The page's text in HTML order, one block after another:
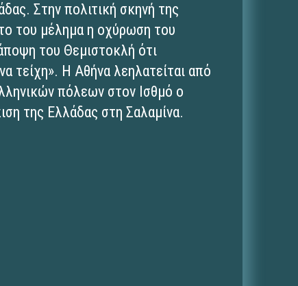
Στην πολιτική σκηνή της
του μέλημα η οχύρωση του
του Θεμιστοκλή ότι
τείχη». Η Αθήνα λεηλατείται από
πόλεων στον Ισθμό ο
της Ελλάδας στη Σαλαμίνα.